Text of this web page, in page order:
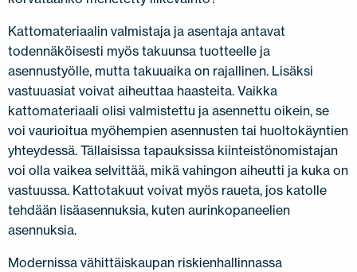
Kattomateriaalin valmistaja ja asentaja antavat
todennäköisesti myös takuunsa tuotteelle ja
asennustyölle, mutta takuuaika on rajallinen. Lisäksi
vastuuasiat voivat aiheuttaa haasteita. Vaikka
kattomateriaali olisi valmistettu ja asennettu oikein, se
voi vaurioitua myöhempien asennusten tai huoltokäyntien
yhteydessä. Tällaisissa tapauksissa kiinteistönomistajan
voi olla vaikea selvittää, mikä vahingon aiheutti ja kuka on
vastuussa. Kattotakuut voivat myös raueta, jos katolle
tehdään lisäasennuksia, kuten aurinkopaneelien
asennuksia.
Modernissa vähittäiskaupan riskienhallinnassa